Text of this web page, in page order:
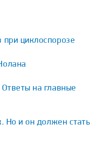
циклоспорозе
на главные
Но и он должен стать